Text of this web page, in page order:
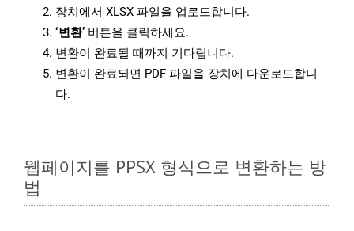
장치에서 XLSX 파일을 업로드합니다.
‘변환’ 버튼을 클릭하세요.
변환이 완료될 때까지 기다립니다.
변환이 완료되면 PDF 파일을 장치에 다운로드합니
다.
웹페이지를 PPSX 형식으로 변환하는 방
법